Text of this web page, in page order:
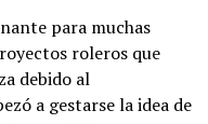
para muchas
roleros que
debido al
a gestarse la idea de